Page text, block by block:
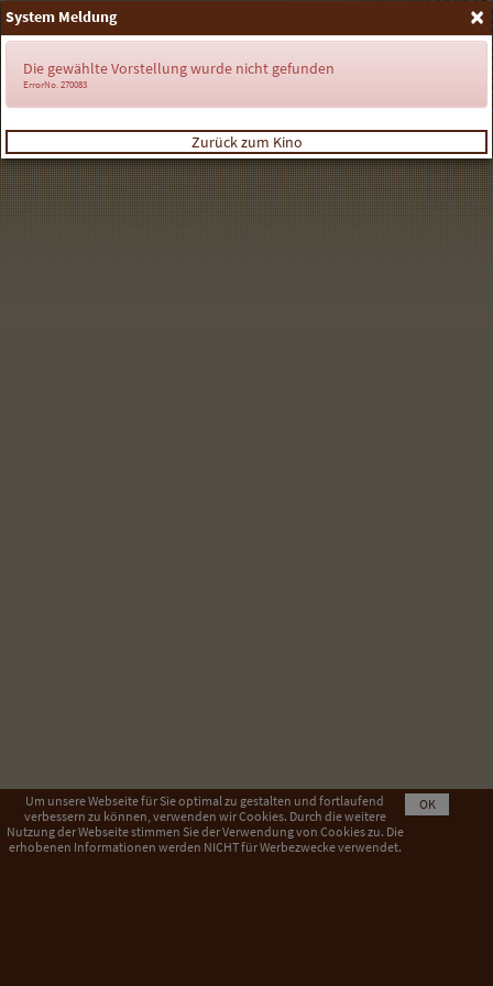
Anmelden
Um unsere Webseite für Sie optimal zu gestalten und fortlaufend
verbessern zu können, verwenden wir Cookies. Durch die weitere
Nutzung der Webseite stimmen Sie der Verwendung von Cookies zu. Die
erhobenen Informationen werden NICHT für Werbezwecke verwendet.
OK
×
System Meldung
Die gewählte Vorstellung wurde nicht gefunden
ErrorNo. 270083
Zurück zum Kino